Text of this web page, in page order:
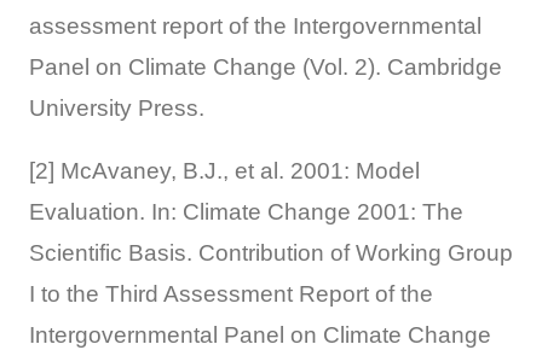
assessment report of the Intergovernmental
Panel on Climate Change (Vol. 2). Cambridge
University Press.
[2] McAvaney, B.J., et al. 2001: Model
Evaluation. In: Climate Change 2001: The
Scientific Basis. Contribution of Working Group
I to the Third Assessment Report of the
Intergovernmental Panel on Climate Change